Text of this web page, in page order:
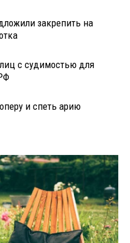
закрепить на
с судимостью для
и спеть арию